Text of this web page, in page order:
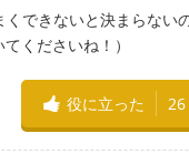
くできないと決まらない
くださいね！）
役に立った 26